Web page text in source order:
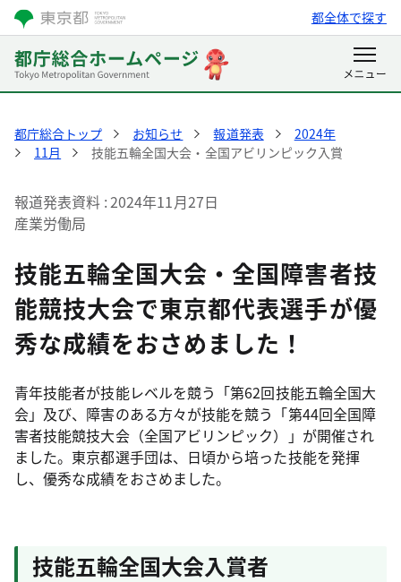
都全体で探す
都庁総合トップ お知らせ 報道発表
2024年
11月
技能五輪全国大会・全国アビリンピック入賞
報道発表資料 2024年11月27日
産業労働局
技能五輪全国大会・全国障害者技
能競技大会で東京都代表選手が優
秀な成績をおさめました！
青年技能者が技能レベルを競う「第62回技能五輪全国大
会」及び、障害のある方々が技能を競う「第44回全国障
害者技能競技大会（全国アビリンピック）」が開催され
ました。東京都選手団は、日頃から培った技能を発揮
し、優秀な成績をおさめました。
技能五輪全国大会入賞者